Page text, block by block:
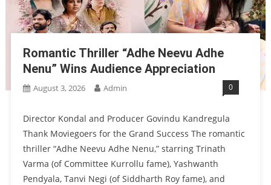
Romantic Thriller “Adhe Neevu Adhe
Nenu” Wins Audience Appreciation
August 3, 2026 Admin 0
Director Kondal and Producer Govindu Kandregula
Thank Moviegoers for the Grand Success The romantic
thriller “Adhe Neevu Adhe Nenu,” starring Trinath
Varma (of Committee Kurrollu fame), Yashwanth
Pendyala, Tanvi Negi (of Siddharth Roy fame), and